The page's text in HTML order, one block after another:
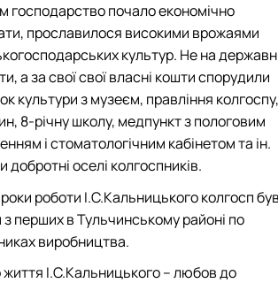
господарство почало економічно
прославилося високими врожаями
культур. Не на
а за свої свої власні кошти спорудили
культури з музеєм, правління колгоспу,
8-річну школу, медпункт з пологовим
і стоматологічним кабінетом та ін.
добротні оселі колгоспників.
роботи І.С.Кальницького колгосп
перших в Тульчинському районі по
виробництва.
І.С.Кальницького – любов до